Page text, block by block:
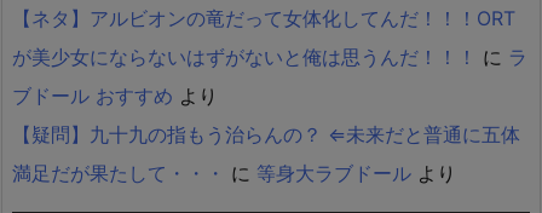
【ネタ】アルビオンの竜だって女体化してんだ！！！ORT
が美少女にならないはずがないと俺は思うんだ！！！
に ラ
ブドール おすすめ より
【疑問】九十九の指もう治らんの？ ⇐未来だと普通に五体
満足だが果たして・・・ に 等身大ラブドール より